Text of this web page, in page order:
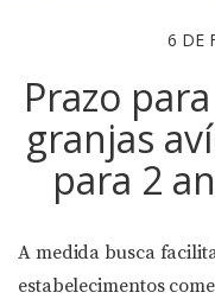
6 DE
Prazo
granjas
para 2
A medida busca
estabelecimentos